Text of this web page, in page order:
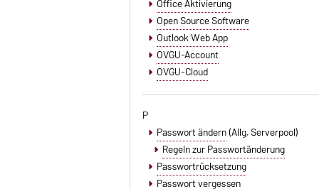
Office Aktivierung
Open Source Software
Outlook Web App
OVGU-Account
OVGU-Cloud
P
Passwort ändern(Allg. Serverpool)
Regeln zur Passwortänderung
Passwortrücksetzung
Passwort vergessen